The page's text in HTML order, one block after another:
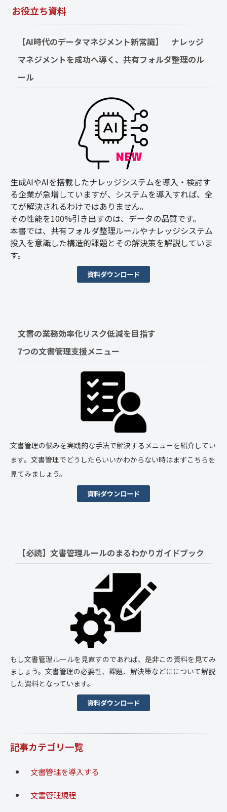
お役立ち資料
【AI時代のデータマネジメント新常識】　ナレッジ
マネジメントを成功へ導く、共有フォルダ整理のル
ール
生成AIやAIを搭載したナレッジシステムを導入・検討す
る企業が急増していますが、システムを導入すれば、全
てが解決されるわけではありません。
その性能を100%引き出すのは、データの品質です。
本書では、共有フォルダ整理ルールやナレッジシステム
投入を意識した構造的課題とその解決策を解説していま
す。
資料ダウンロード
文書の業務効率化リスク低減を目指す
7つの文書管理支援メニュー
文書管理の悩みを実践的な手法で解決するメニューを紹介してい
ます。文書管理でどうしたらいいかわからない時はまずこちらを
見てみましょう。
資料ダウンロード
【必読】文書管理ルールのまるわかりガイドブック
もし文書管理ルールを見直すのであれば、是非この資料を見てみ
ましょう。文書管理の必要性、課題、解決策などにについて解説
した資料となっています。
資料ダウンロード
記事カテゴリ一覧
文書管理を導入する
文書管理規程